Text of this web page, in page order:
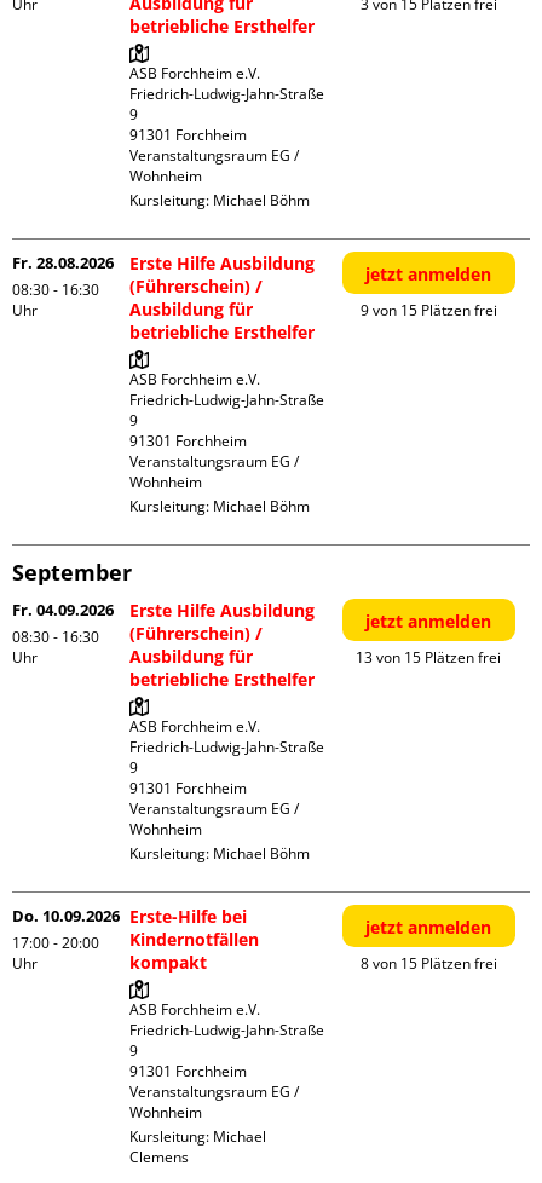
betriebliche Ersthelfer
ASB Forchheim e.V.
Friedrich-Ludwig-Jahn-Straße
9
91301 Forchheim
Veranstaltungsraum EG /
Wohnheim
Kursleitung: Michael Böhm
Fr. 28.08.2026
08:30 - 16:30
Uhr
Erste Hilfe Ausbildung
(Führerschein) /
Ausbildung für
betriebliche Ersthelfer
ASB Forchheim e.V.
Friedrich-Ludwig-Jahn-Straße
9
91301 Forchheim
Veranstaltungsraum EG /
Wohnheim
Kursleitung: Michael Böhm
jetzt anmelden
9 von 15 Plätzen frei
September
Fr. 04.09.2026
08:30 - 16:30
Uhr
Erste Hilfe Ausbildung
(Führerschein) /
Ausbildung für
betriebliche Ersthelfer
ASB Forchheim e.V.
Friedrich-Ludwig-Jahn-Straße
9
91301 Forchheim
Veranstaltungsraum EG /
Wohnheim
Kursleitung: Michael Böhm
jetzt anmelden
13 von 15 Plätzen frei
Do. 10.09.2026
17:00 - 20:00
Uhr
Erste-Hilfe bei
Kindernotfällen
kompakt
ASB Forchheim e.V.
Friedrich-Ludwig-Jahn-Straße
9
91301 Forchheim
Veranstaltungsraum EG /
Wohnheim
Kursleitung: Michael
Clemens
jetzt anmelden
8 von 15 Plätzen frei